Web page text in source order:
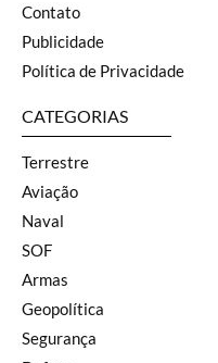
Contato
Publicidade
Política de Privacidade
CATEGORIAS
Terrestre
Aviação
Naval
SOF
Armas
Geopolítica
Segurança